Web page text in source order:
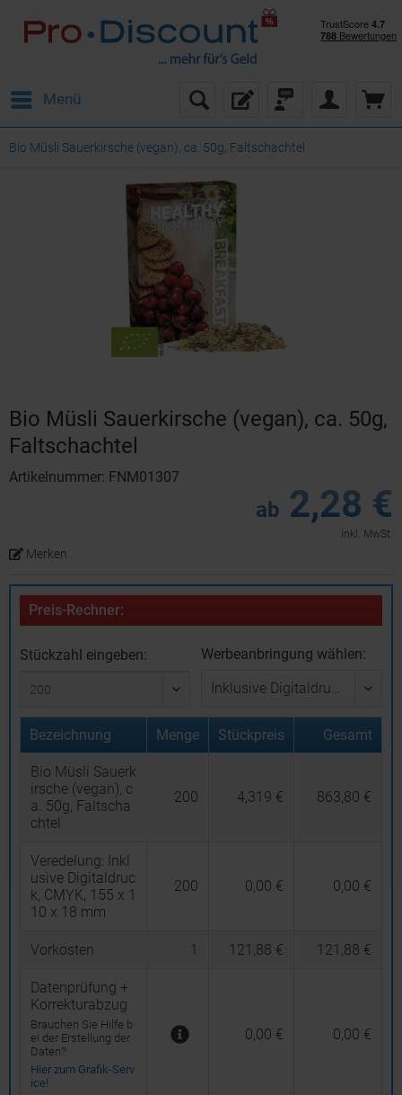
Menü
Bio Müsli Sauerkirsche (vegan), ca. 50g, Faltschachtel
Bio Müsli Sauerkirsche (vegan), ca. 50g,
Faltschachtel
Artikelnummer: FNM01307
ab 2,28 €
inkl. MwSt.
Merken
Preis-Rechner:
Stückzahl eingeben: Werbeanbringung wählen:
Bezeichnung Menge Stückpreis Gesamt
Bio Müsli Sauerk
irsche (vegan), c
a. 50g, Faltscha
chtel
200 4,319 € 863,80 €
Veredelung: Inkl
usive Digitaldruc
k, CMYK, 155 x 1
10 x 18 mm
200 0,00 € 0,00 €
Vorkosten 1 121,88 € 121,88 €
Datenprüfung +
Korrekturabzug
Brauchen Sie Hilfe b
ei der Erstellung der
Daten?
Hier zum Grafik-Serv
ice!
0,00 € 0,00 €